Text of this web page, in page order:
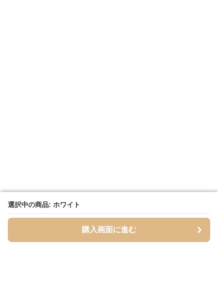
選択中の商品: ホワイト
購入画面に進む
選択中の商品: ホワイト
購入画面に進む